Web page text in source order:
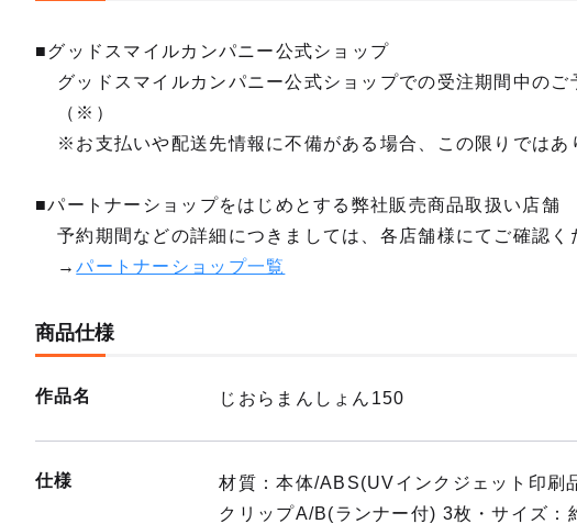
■グッドスマイルカンパニー公式ショップ
グッドスマイルカンパニー公式ショップでの受注期間中の
（※）
※お支払いや配送先情報に不備がある場合、この限りではあ
■パートナーショップをはじめとする弊社販売商品取扱い店舗
予約期間などの詳細につきましては、各店舗様にてご確認く
→パートナーショップ一覧
商品仕様
作品名 じおらまんしょん150
仕様
材質：本体/ABS(UVインクジェット印刷
クリップA/B(ランナー付) 3枚・サイズ：